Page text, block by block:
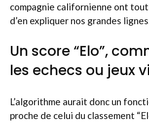
compagnie californienne ont
d’en expliquer nos grandes lignes.
Un score “Elo”,
les echecs ou jeux
L’algorithme aurait donc un
proche de celui du classement